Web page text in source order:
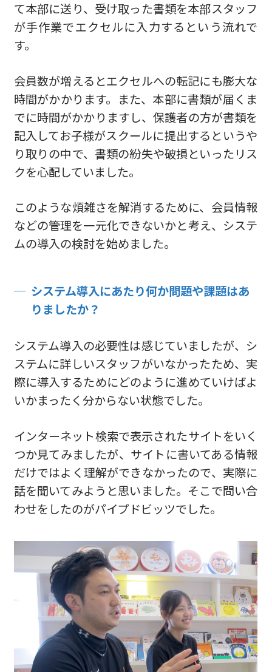
て本部に送り、受け取った書類を本部スタッフ
が手作業でエクセルに入力するという流れで
す。
会員数が増えるとエクセルへの転記にも膨大な
時間がかかります。また、本部に書類が届くま
でに時間がかかりますし、保護者の方が書類を
記入してお子様がスクールに提出するというや
り取りの中で、書類の紛失や破損といったリス
クを心配していました。
このような煩雑さを解消するために、会員情報
などの管理を一元化できないかと考え、システ
ムの導入の検討を始めました。
システム導入にあたり何か問題や課題はあ
りましたか？
システム導入の必要性は感じていましたが、シ
ステムに詳しいスタッフがいなかったため、実
際に導入するためにどのように進めていけばよ
いかまったく分からない状態でした。
インターネット検索で表示されたサイトをいく
つか見てみましたが、サイトに書いてある情報
だけではよく理解ができなかったので、実際に
話を聞いてみようと思いました。そこで問い合
わせをしたのがパイプドビッツでした。